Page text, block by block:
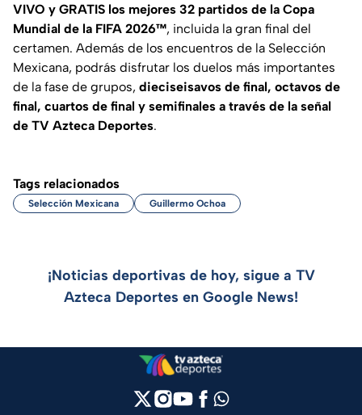
VIVO y GRATIS los mejores 32 partidos de la Copa
Mundial de la FIFA 2026™, incluida la gran final del
certamen. Además de los encuentros de la Selección
Mexicana, podrás disfrutar los duelos más importantes
de la fase de grupos, dieciseisavos de final, octavos de
final, cuartos de final y semifinales a través de la señal
de TV Azteca Deportes.
Tags relacionados
Selección Mexicana Guillermo Ochoa
¡Noticias deportivas de hoy, sigue a TV
Azteca Deportes en Google News!